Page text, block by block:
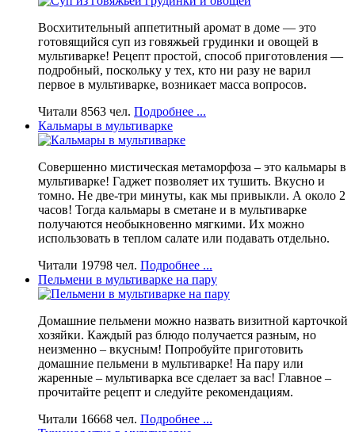
Восхитительный аппетитный аромат в доме — это
готовящийся суп из говяжьей грудинки и овощей в
мультиварке! Рецепт простой, способ приготовления —
подробный, поскольку у тех, кто ни разу не варил
первое в мультиварке, возникает масса вопросов.
Читали 8563 чел. Подробнее ...
Кальмары в мультиварке
Совершенно мистическая метаморфоза – это кальмары в
мультиварке! Гаджет позволяет их тушить. Вкусно и
томно. Не две-три минуты, как мы привыкли. А около 2
часов! Тогда кальмары в сметане и в мультиварке
получаются необыкновенно мягкими. Их можно
использовать в теплом салате или подавать отдельно.
Читали 19798 чел. Подробнее ...
Пельмени в мультиварке на пару
Домашние пельмени можно назвать визитной карточкой
хозяйки. Каждый раз блюдо получается разным, но
неизменно – вкусным! Попробуйте приготовить
домашние пельмени в мультиварке! На пару или
жаренные – мультиварка все сделает за вас! Главное –
прочитайте рецепт и следуйте рекомендациям.
Читали 16668 чел. Подробнее ...